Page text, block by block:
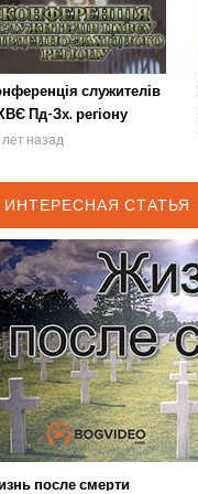
служителів
Пд-Зх. регіону
3
лет назад
ИНТЕРЕСНАЯ СТАТЬЯ
после смерти